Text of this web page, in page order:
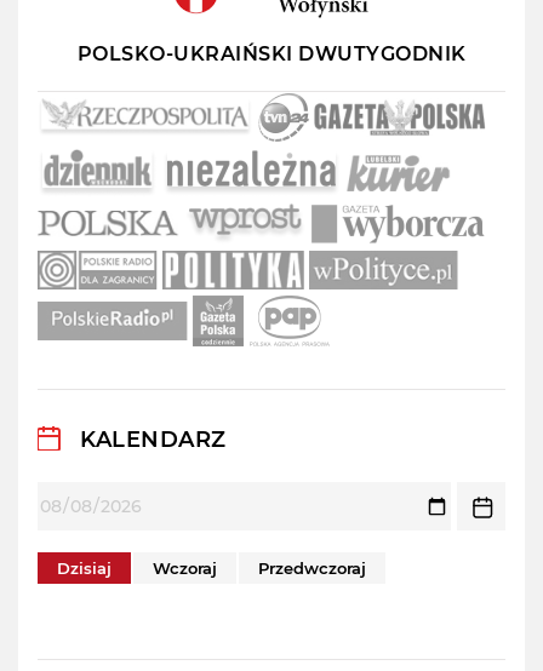
POLSKO-UKRAIŃSKI DWUTYGODNIK
KALENDARZ
Dzisiaj Wczoraj Przedwczoraj